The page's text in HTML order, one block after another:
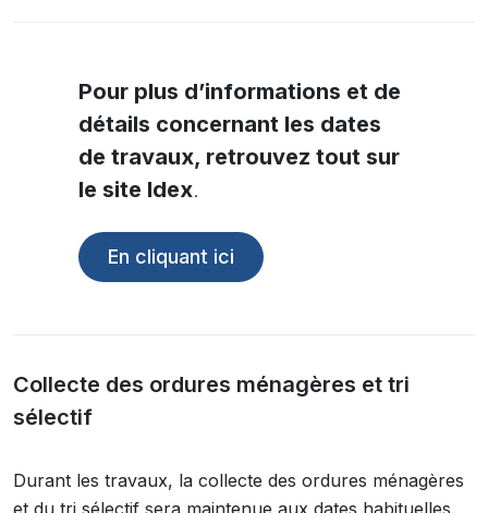
Pour plus d’informations et de
détails concernant les dates
de travaux, retrouvez tout sur
le site Idex.
En cliquant ici
Collecte des ordures ménagères et tri
sélectif
Durant les travaux, la collecte des ordures ménagères
et du tri sélectif sera maintenue aux dates habituelles.